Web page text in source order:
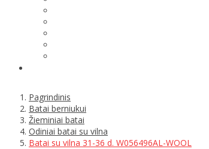
Pagrindinis
Batai berniukui
Žieminiai batai
Odiniai batai su vilna
Batai su vilna 31-36 d. W056496AL-WOOL